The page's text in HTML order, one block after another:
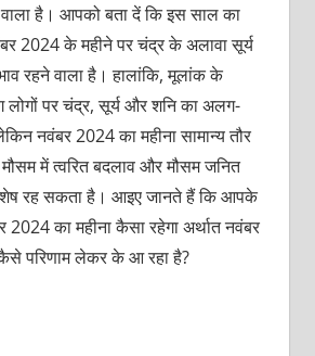
है। आपको बता दें कि इस साल का
2024 के महीने पर चंद्र के अलावा सूर्य
रहने वाला है। हालांकि, मूलांक के
पर चंद्र, सूर्य और शनि का अलग-
नवंबर 2024 का महीना सामान्य तौर
मौसम में त्वरित बदलाव और मौसम जनित
रह सकता है। आइए जानते हैं कि आपके
का महीना कैसा रहेगा अर्थात नवंबर
परिणाम लेकर के आ रहा है?